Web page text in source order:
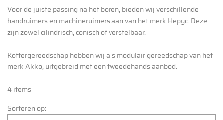
Voor de juiste passing na het boren, bieden wij verschillende
handruimers en machineruimers aan van het merk Hepyc. Deze
zijn zowel cilindrisch, conisch of verstelbaar.
Kottergereedschap hebben wij als modulair gereedschap van het
merk Akko, uitgebreid met een tweedehands aanbod.
4 items
Sorteren op: